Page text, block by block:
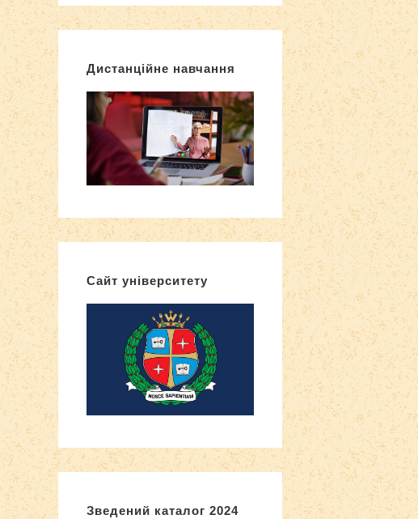
Дистанційне навчання
Сайт університету
Зведений каталог 2024